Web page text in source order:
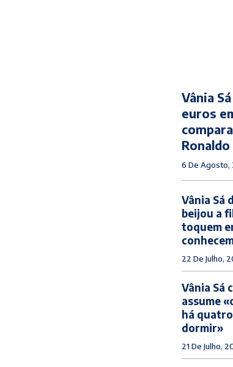
Vânia
euros
Ronaldo
6 De Agosto,
Vânia Sá
beijou a
toquem
22 De Julho,
Vânia Sá
assume
há
dormir»
21 De Julho,